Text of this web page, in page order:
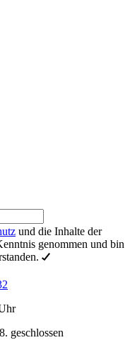
und die Inhalte der
genommen und bin
geschlossen